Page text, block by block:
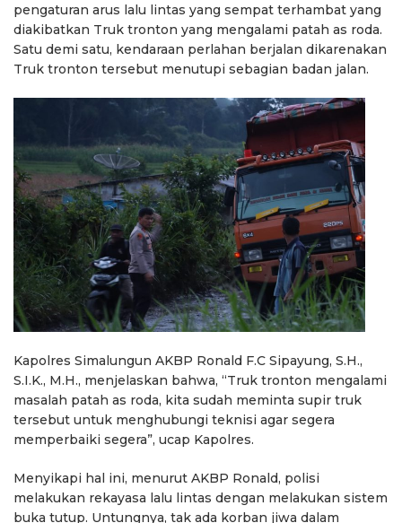
pengaturan arus lalu lintas yang sempat terhambat yang
diakibatkan Truk tronton yang mengalami patah as roda.
Satu demi satu, kendaraan perlahan berjalan dikarenakan
Truk tronton tersebut menutupi sebagian badan jalan.
Kapolres Simalungun AKBP Ronald F.C Sipayung, S.H.,
S.I.K., M.H., menjelaskan bahwa, “Truk tronton mengalami
masalah patah as roda, kita sudah meminta supir truk
tersebut untuk menghubungi teknisi agar segera
memperbaiki segera”, ucap Kapolres.
Menyikapi hal ini, menurut AKBP Ronald, polisi
melakukan rekayasa lalu lintas dengan melakukan sistem
buka tutup. Untungnya, tak ada korban jiwa dalam